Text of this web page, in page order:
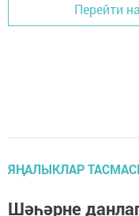
Перейти
ЯҢАЛЫКЛАР
Шәһәрне